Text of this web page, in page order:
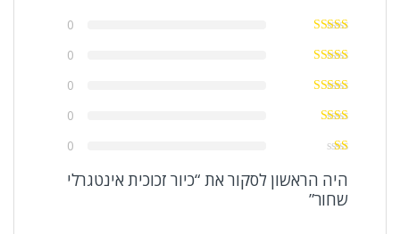
0
0
0
0
0
היה הראשון לסקור את “כיור זכוכית אינטגרלי
שחור”